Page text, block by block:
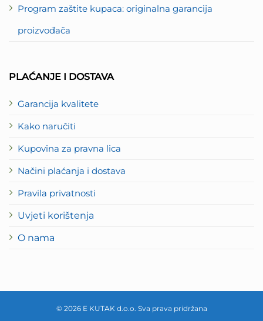
Program zaštite kupaca: originalna garancija
proizvođača
PLAĆANJE I DOSTAVA
Garancija kvalitete
Kako naručiti
Kupovina za pravna lica
Načini plaćanja i dostava
Pravila privatnosti
Uvjeti korištenja
O nama
© 2026 E KUTAK d.o.o. Sva prava pridržana